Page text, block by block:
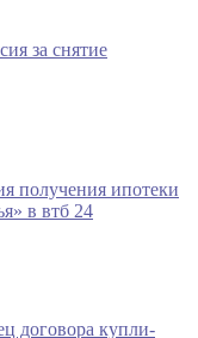
за снятие
получения ипотеки
в втб 24
договора купли-